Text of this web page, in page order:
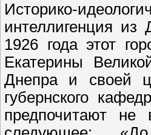
Историко-
интеллигенция из
1926 года этот
Екатерины
Днепра и своей
губернского
предпочитают не